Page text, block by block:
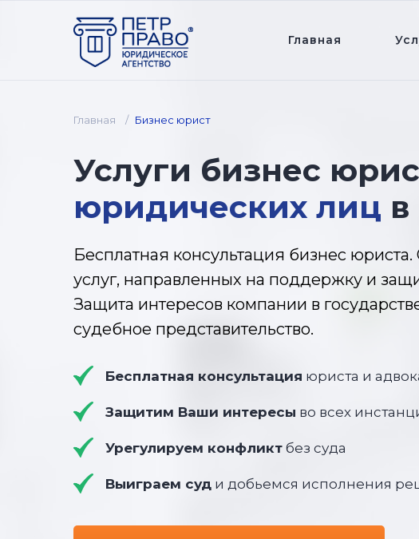
Главная /
Услуги бизнес
юридических лиц
Бесплатная консультация юриста и
Защитим Ваши интересы во всех
Урегулируем конфликт без суда
Выиграем суд и добьемся исполнения
Бесплатная консультация бизнес
услуг, направленных на поддержку и
Защита интересов компании в
судебное представительство.
Бизнес юрист
Главная